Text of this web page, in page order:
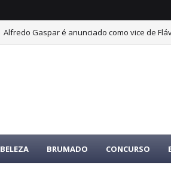
Alfredo Gaspar é anunciado como vice de
BELEZA BRUMADO CONCURSO